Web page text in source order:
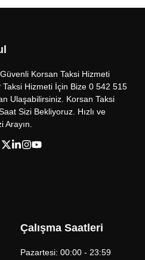
Korsan Taksi Hizmeti
Taksi Hizmeti İçin Bize 0 542 515
Ulaşabilirsiniz. Korsan Taksi
Sizi Bekliyoruz. Hızlı ve
Çalışma Saatleri
Pazartesi: 00:00 - 23:59